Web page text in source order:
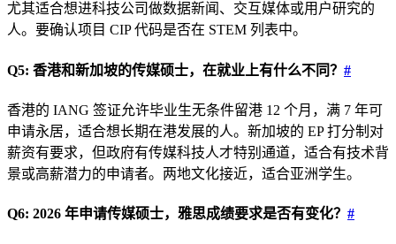
尤其适合想进科技公司做数据新闻、交互媒体或用户研究的
人。要确认项目 CIP 代码是否在 STEM 列表中。
Q5: 香港和新加坡的传媒硕士，在就业上有什么不同？ #
香港的 IANG 签证允许毕业生无条件留港 12 个月，满 7 年可
申请永居，适合想长期在港发展的人。新加坡的 EP 打分制对
薪资有要求，但政府有传媒科技人才特别通道，适合有技术背
景或高薪潜力的申请者。两地文化接近，适合亚洲学生。
Q6: 2026 年申请传媒硕士，雅思成绩要求是否有变化？ #